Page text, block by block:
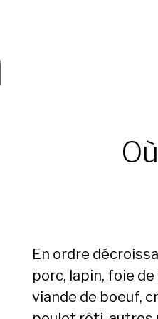
En ordre
porc, lapin, foie de
viande de boeuf,